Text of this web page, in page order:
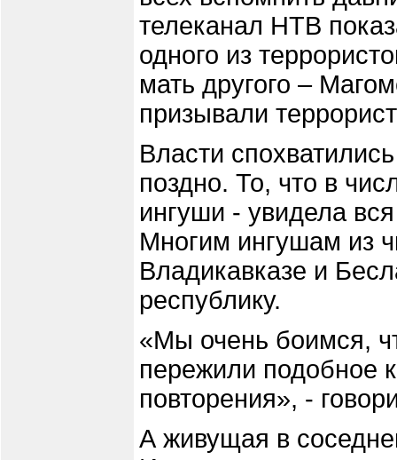
телеканал НТВ
одного из
мать другого –
призывали
Власти
поздно. То, что в
ингуши - увидела
Многим ингушам из
Владикавказе и
республику.
«Мы очень боимся,
пережили подобное
повторения», -
А живущая в